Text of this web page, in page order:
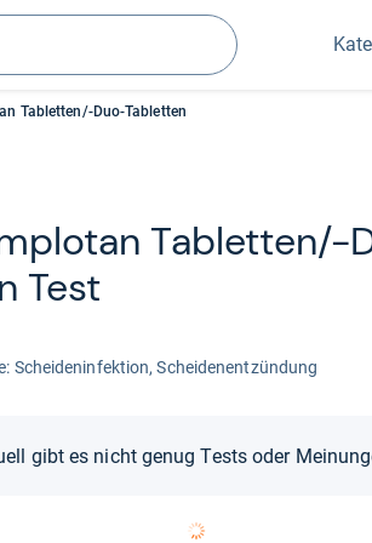
Suchen
Tabletten/-Duo-Tabletten
Tablet­ten/-​
Test
Schei­den­in­fek­tion, Schei­den­ent­zün­dung
gibt es nicht genug Tests oder